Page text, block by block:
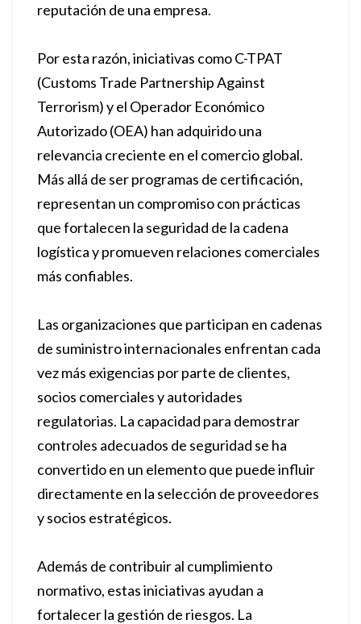
reputación de una empresa.
Por esta razón, iniciativas como C-TPAT
(Customs Trade Partnership Against
Terrorism) y el Operador Económico
Autorizado (OEA) han adquirido una
relevancia creciente en el comercio global.
Más allá de ser programas de certificación,
representan un compromiso con prácticas
que fortalecen la seguridad de la cadena
logística y promueven relaciones comerciales
más confiables.
Las organizaciones que participan en cadenas
de suministro internacionales enfrentan cada
vez más exigencias por parte de clientes,
socios comerciales y autoridades
regulatorias. La capacidad para demostrar
controles adecuados de seguridad se ha
convertido en un elemento que puede influir
directamente en la selección de proveedores
y socios estratégicos.
Además de contribuir al cumplimiento
normativo, estas iniciativas ayudan a
fortalecer la gestión de riesgos. La